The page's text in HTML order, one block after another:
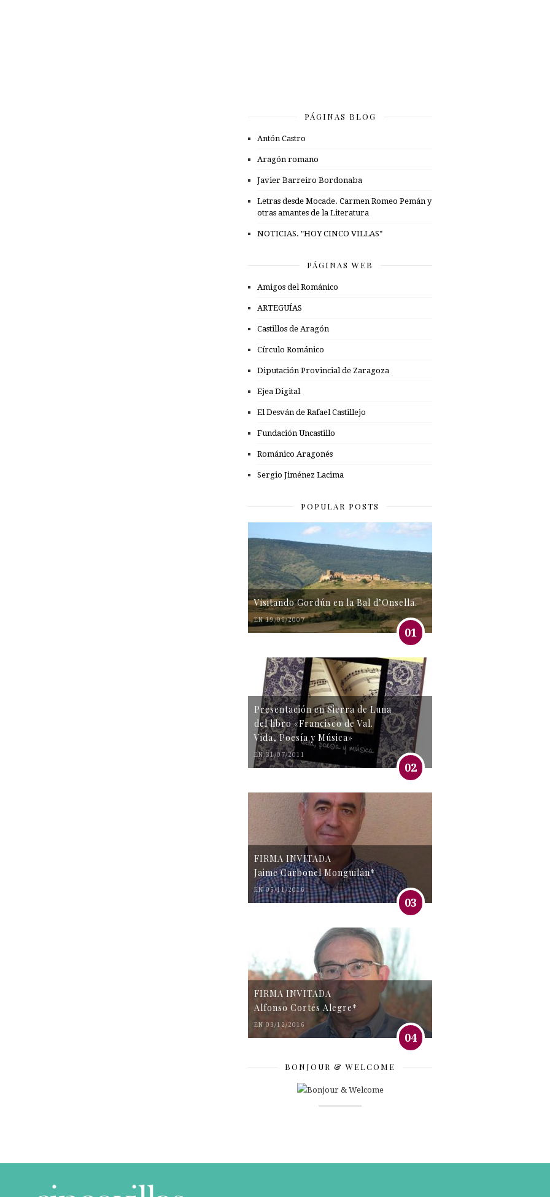
PÁGINAS BLOG
Antón Castro
Aragón romano
Javier Barreiro Bordonaba
Letras desde Mocade. Carmen Romeo Pemán y
otras amantes de la Literatura
NOTICIAS. "HOY CINCO VILLAS"
PÁGINAS WEB
Amigos del Románico
ARTEGUÍAS
Castillos de Aragón
Círculo Románico
Diputación Provincial de Zaragoza
Ejea Digital
El Desván de Rafael Castillejo
Fundación Uncastillo
Románico Aragonés
Sergio Jiménez Lacima
POPULAR POSTS
Visitando Gordún en la Bal d’Onsella.
EN 19/06/2007
01
Presentación en Sierra de Luna
del libro «Francisco de Val.
Vida, Poesía y Música»
EN 31/07/2011
02
FIRMA INVITADA
Jaime Carbonel Monguilán*
EN 05/11/2016
03
FIRMA INVITADA
Alfonso Cortés Alegre*
EN 03/12/2016
04
BONJOUR & WELCOME